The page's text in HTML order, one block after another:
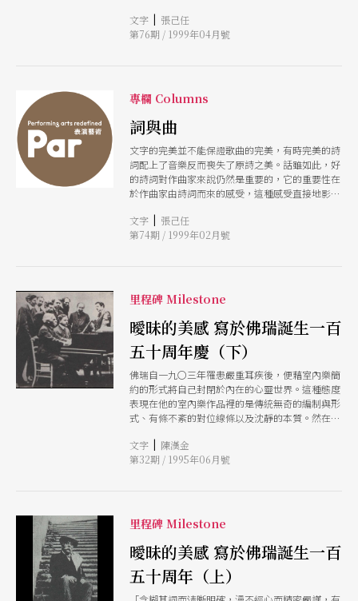
文字 | 張己任
第76期 / 1999年04月號
專欄 Columns
詞與曲
文字的完美並不能保證歌曲的完美，有時完美的詩
詞配上了音樂反而喪失了原詩之美。話雖如此，好
的詩詞對作曲家來說仍然是重要的，它的重要性在
於作曲家由詩詞而來的感受，這種感受直接地影響
文字 | 張己任
第74期 / 1999年02月號
里程碑 Milestone
曖昧的美感 寫於佛瑞誕生一百
五十周年慶（下）
佛瑞自一九〇三年罹患嚴重耳疾後，便藉室內樂簡
約的形式將自己封閉於內在的心靈世界。這種態度
表現在他的室內樂作品裡的是傳統無奇的編制與形
式、有條不紊的對位線條以及沈靜的本質。然在這
流般洶湧著的浪漫式激奮，那是充分擴張的形式、
此起彼伏的波浪狀寛廣，不規則的旋律、節奏以及
文字 | 陳漢金
第32期 / 1995年06月號
里程碑 Milestone
曖昧的美感 寫於佛瑞誕生一百
五十周年（上）